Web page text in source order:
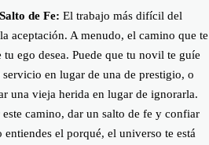
de Fe: El trabajo más difícil del
aceptación. A menudo, el camino que te
tu ego desea. Puede que tu novil te guíe
servicio en lugar de una de prestigio, o
una vieja herida en lugar de ignorarla.
este camino, dar un salto de fe y confiar
el porqué, el universo te está